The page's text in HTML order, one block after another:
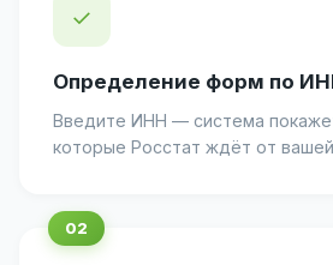
✓
Определение форм по
Введите ИНН — система
которые Росстат ждёт от вашей